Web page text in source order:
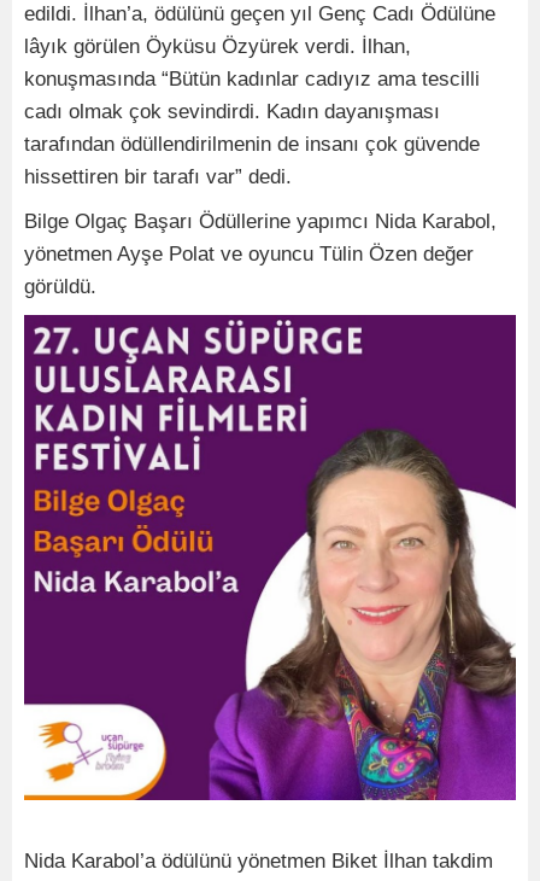
edildi. İlhan’a, ödülünü geçen yıl Genç Cadı Ödülüne
lâyık görülen Öyküsu Özyürek verdi. İlhan,
konuşmasında “Bütün kadınlar cadıyız ama tescilli
cadı olmak çok sevindirdi. Kadın dayanışması
tarafından ödüllendirilmenin de insanı çok güvende
hissettiren bir tarafı var” dedi.
Bilge Olgaç Başarı Ödüllerine yapımcı Nida Karabol,
yönetmen Ayşe Polat ve oyuncu Tülin Özen değer
görüldü.
Nida Karabol’a ödülünü yönetmen Biket İlhan takdim